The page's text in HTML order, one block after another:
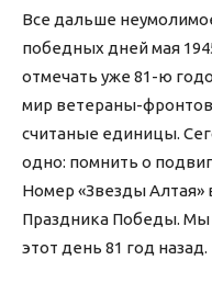
Все дальше
победных дней мая
отмечать уже 81-ю
мир ветераны-
считаные единицы.
одно: помнить о
Номер «Звезды Алтая»
Праздника Победы.
этот день 81 год назад.